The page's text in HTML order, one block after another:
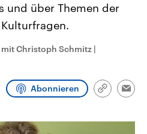
Podcasts
und über Themen der
Christoph Schmitz |
Abonnieren
Link